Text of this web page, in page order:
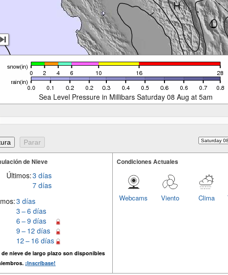
Sea Level Pressure in Millibars Saturday 08 Aug at 5am
de Nieve
Últimos:3 días
7 días
3 días
3 – 6 días
6 – 9 días
9 – 12 días
12 – 16 días
de nieve de largo plazo son disponibles
¡Inscríbase!
Condiciones Actuales
Clima
Viento
Webcams